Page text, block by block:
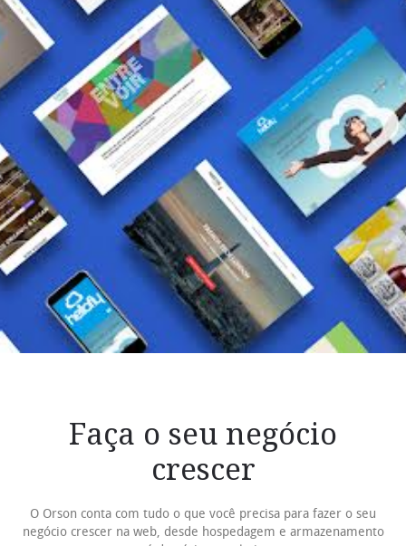
Faça o seu negócio
crescer
O Orson conta com tudo o que você precisa para fazer o seu
negócio crescer na web, desde hospedagem e armazenamento